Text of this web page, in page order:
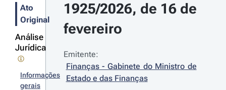
Ato
Original
Análise
Jurídica
Informações
gerais
1925/2026, de 16 de
fevereiro
Emitente:
Finanças - Gabinete do Ministro de
Estado e das Finanças